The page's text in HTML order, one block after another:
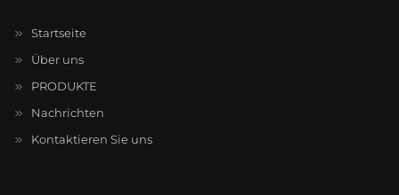
Startseite
Über uns
PRODUKTE
Nachrichten
Kontaktieren Sie uns